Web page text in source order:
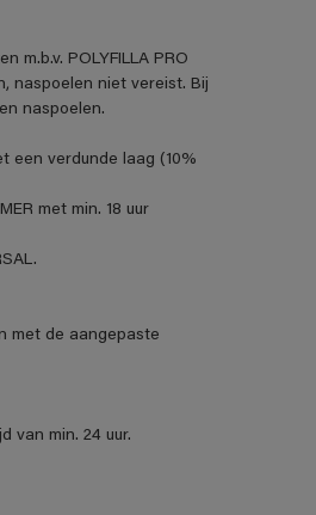
POLYFILLA PRO
naspoelen niet vereist. Bij
naspoelen.
een verdunde laag (10%
met min. 18 uur
met de aangepaste
van min. 24 uur.